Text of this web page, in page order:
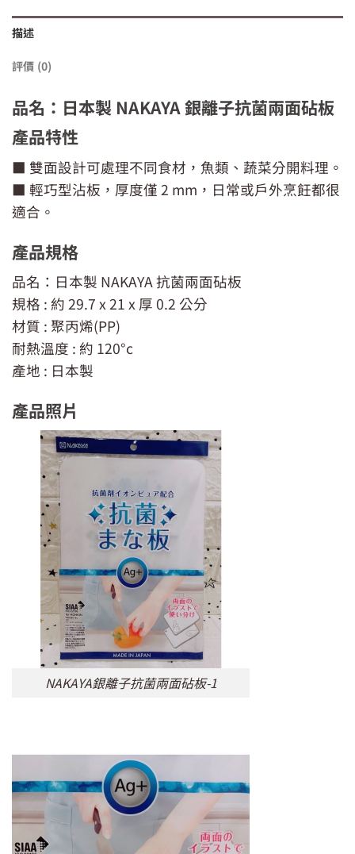
描述
評價 (0)
品名：日本製 NAKAYA 銀離子抗菌兩面砧板
產品特性
■ 雙面設計可處理不同食材，魚類、蔬菜分開料理。
■ 輕巧型沾板，厚度僅 2 mm，日常或戶外烹飪都很
適合。
產品規格
品名：日本製 NAKAYA 抗菌兩面砧板
規格 : 約 29.7 x 21 x 厚 0.2 公分
材質 : 聚丙烯(PP)
耐熱溫度 : 約 120°c
產地 : 日本製
產品照片
NAKAYA銀離子抗菌兩面砧板-1